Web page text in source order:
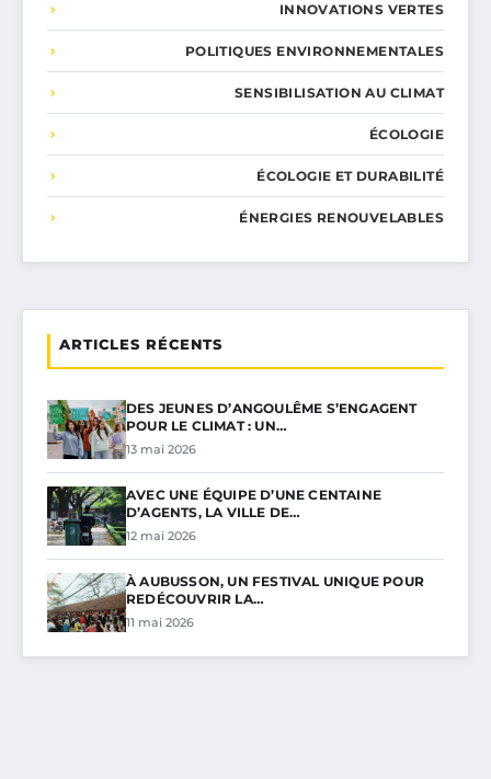
INNOVATIONS VERTES
POLITIQUES ENVIRONNEMENTALES
SENSIBILISATION AU CLIMAT
ÉCOLOGIE
ÉCOLOGIE ET DURABILITÉ
ÉNERGIES RENOUVELABLES
ARTICLES RÉCENTS
DES JEUNES D’ANGOULÊME S’ENGAGENT
POUR LE CLIMAT : UN…
13 mai 2026
AVEC UNE ÉQUIPE D’UNE CENTAINE
D’AGENTS, LA VILLE DE…
12 mai 2026
À AUBUSSON, UN FESTIVAL UNIQUE POUR
REDÉCOUVRIR LA…
11 mai 2026